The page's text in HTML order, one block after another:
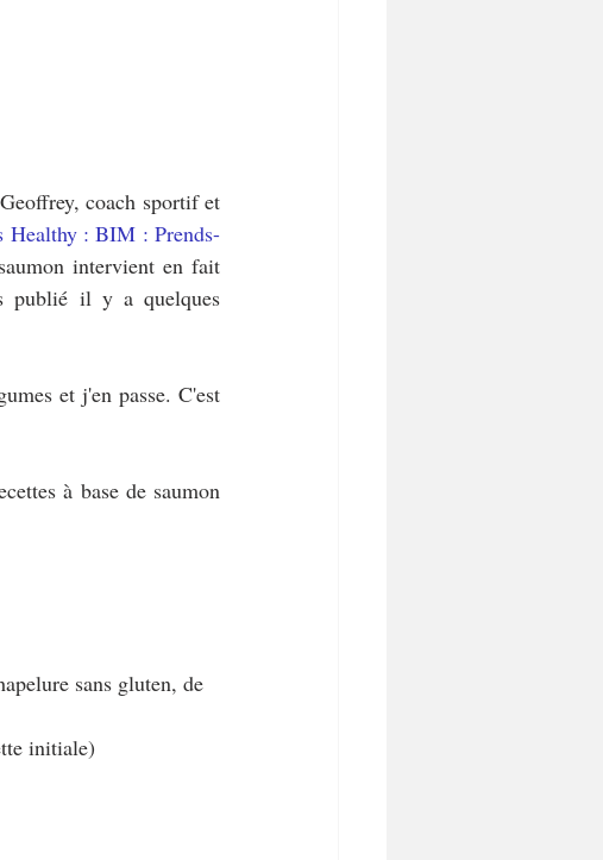
coach sportif et
Healthy : BIM : Prends-
intervient en fait
publié il y a quelques
et j'en passe. C'est
à base de saumon
sans gluten, de
initiale)